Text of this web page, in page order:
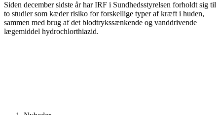
Siden december sidste år har IRF i Sundhedsstyrelsen forholdt sig til
to studier som kæder risiko for forskellige typer af kræft i huden,
sammen med brug af det blodtrykssænkende og vanddrivende
lægemiddel hydrochlorthiazid.